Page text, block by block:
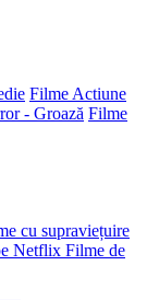
Filme Actiune
- Groază Filme
cu supraviețuire
Netflix Filme de